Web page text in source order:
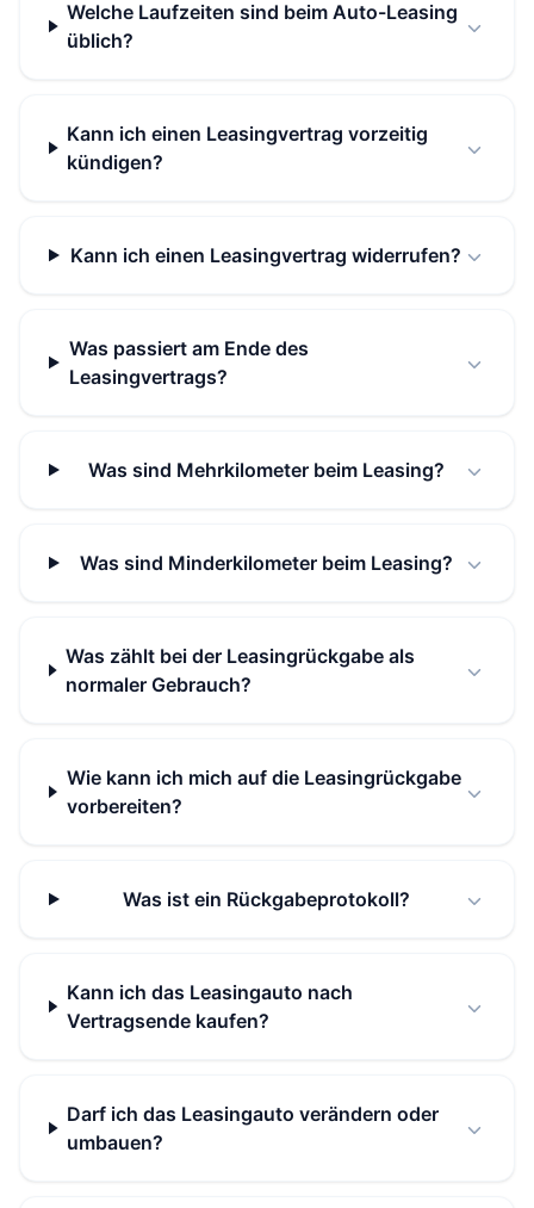
Welche Laufzeiten sind beim Auto-Leasing
üblich?
Kann ich einen Leasingvertrag vorzeitig
kündigen?
Kann ich einen Leasingvertrag widerrufen?
Was passiert am Ende des
Leasingvertrags?
Was sind Mehrkilometer beim Leasing?
Was sind Minderkilometer beim Leasing?
Was zählt bei der Leasingrückgabe als
normaler Gebrauch?
Wie kann ich mich auf die Leasingrückgabe
vorbereiten?
Was ist ein Rückgabeprotokoll?
Kann ich das Leasingauto nach
Vertragsende kaufen?
Darf ich das Leasingauto verändern oder
umbauen?